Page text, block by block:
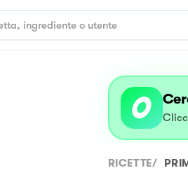
RICETTE/